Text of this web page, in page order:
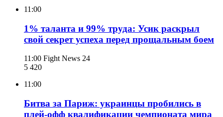
11:00
1% таланта и 99% труда: Усик раскрыл
свой секрет успеха перед прощальным боем
11:00 Fight News 24
5 420
11:00
Битва за Париж: украинцы пробились в
плей-офф квалификации чемпионата мира